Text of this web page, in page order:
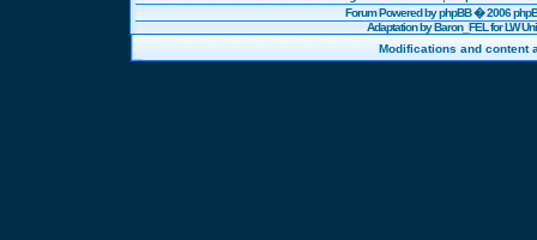
Forum Powered byphpBB� 2006
Adaptation by Baron_FEL for LW
Modifications and content